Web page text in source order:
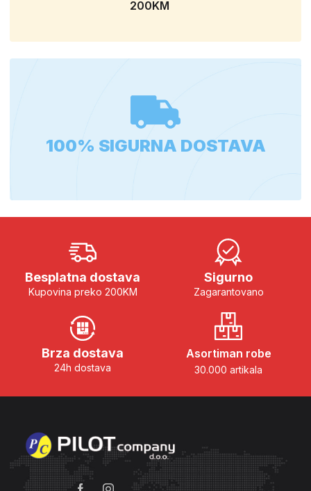
200KM
100% SIGURNA DOSTAVA
Besplatna dostava
Kupovina preko 200KM
Sigurno
Zagarantovano
Brza dostava
24h dostava
Asortiman robe
30.000 artikala